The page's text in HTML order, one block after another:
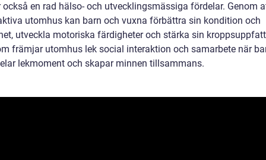
också en rad hälso- och utvecklingsmässiga fördelar. Genom
utomhus kan barn och vuxna förbättra sin kondition och
utveckla motoriska färdigheter och stärka sin
främjar utomhus lek social interaktion och samarbete när
lekmoment och skapar minnen tillsammans.